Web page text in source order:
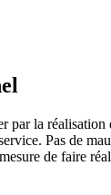
la
Pas de
de faire